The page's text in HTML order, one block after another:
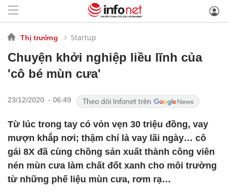
Thị trường Startup
Chuyện khởi nghiệp liều lĩnh của
'cô bé mùn cưa'
23/12/2020 - 06:49
Từ lúc trong tay có vỏn vẹn 30 triệu đồng, vay
mượn khắp nơi; thậm chí là vay lãi ngày… cô
gái 8X đã cùng chồng sản xuất thành công viên
nén mùn cưa làm chất đốt xanh cho môi trường
từ những phế liệu mùn cưa, rơm rạ…